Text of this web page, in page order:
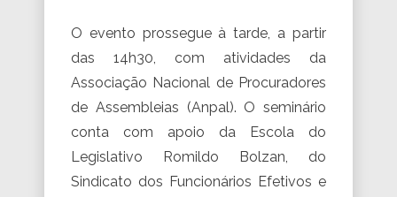
O evento prossegue à tarde, a partir
das 14h30, com atividades da
Associação Nacional de Procuradores
de Assembleias (Anpal). O seminário
conta com apoio da Escola do
Legislativo Romildo Bolzan, do
Sindicato dos Funcionários Efetivos e